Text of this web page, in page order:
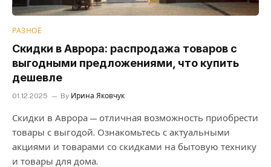
РАЗНОЕ
Скидки в Аврора: распродажа товаров с
выгодными предложениями, что купить
дешевле
01.12.2025 By Ирина Яковчук
Скидки в Аврора — отличная возможность приобрести
товары с выгодой. Ознакомьтесь с актуальными
акциями и товарами со скидками на бытовую технику
и товары для дома.